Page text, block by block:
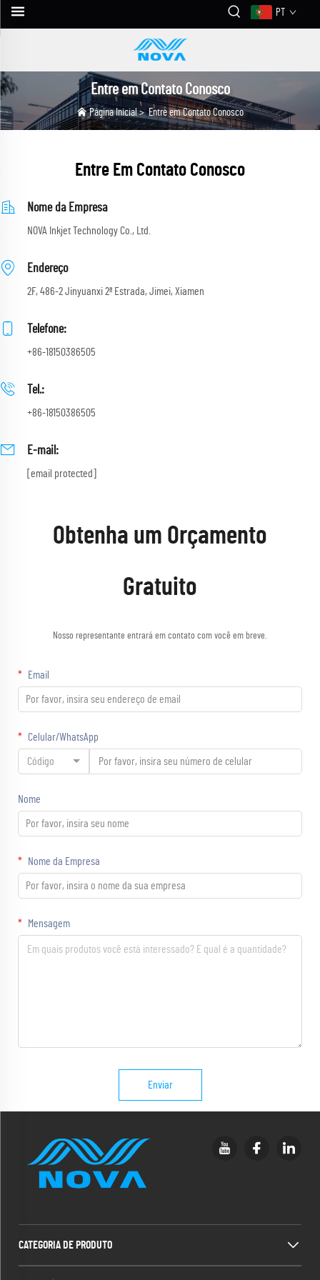
PT
Entre em Contato Conosco
Página Inicial>Entre em Contato Conosco
Entre Em Contato Conosco
Nome da Empresa
NOVA Inkjet Technology Co., Ltd.
Endereço
2F, 486-2 Jinyuanxi 2ª Estrada, Jimei, Xiamen
Telefone:
+86-18150386505
Tel.:
+86-18150386505
E-mail:
[email protected]
Obtenha um Orçamento
Gratuito
Nosso representante entrará em contato com você em breve.
Email
Celular/WhatsApp
Código
Nome
Nome da Empresa
Mensagem
Enviar
CATEGORIA DE PRODUTO